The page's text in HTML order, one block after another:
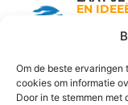
Om de beste
cookies om informatie
Door in te stemmen
EN
Vind Ons